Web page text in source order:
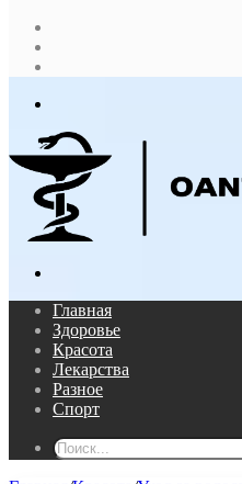
Главная
Здоровье
Красота
Лекарства
Разное
Спорт